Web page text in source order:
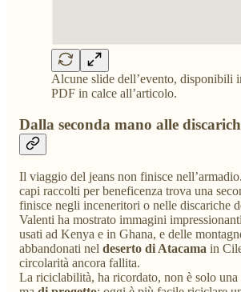
Alcune slide dell’evento, disponibili
PDF in calce all’articolo.
Dalla seconda mano alle
Il viaggio del jeans non finisce
capi raccolti per beneficenza trova una
finisce negli inceneritori o nelle discariche
Valenti ha mostrato immagini
usati ad Kenya e in Ghana, e delle
abbandonati nel deserto di Atacama in
circolarità ancora fallita.
La riciclabilità, ha ricordato, non è solo una